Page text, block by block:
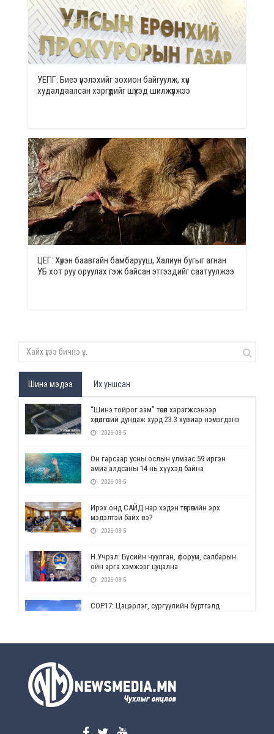
УЕПГ: Биеэ үнэлэхийг зохион байгуулж, хүн
худалдаалсан хэргүүдийг шүүхэд шилжүүлжээ
ЦЕГ: Хүрэн баавгайн бамбарууш, Халиун бугыг агнан
УБ хот руу оруулах гэж байсан этгээдийг саатуулжээ
Шинэ мэдээ Их уншсан
“Шинэ тойрог зам” төсөл хэрэгжсэнээр
хөдөлгөөний дундаж хурд 23.3 хувиар нэмэгдэнэ
2026-08-5
Он гарсаар усны ослын улмаас 59 иргэн
амиа алдсаны 14 нь хүүхэд байна
2026-08-5
Ирэх онд САЙД нар хэдэн төгрөгийн эрх
мэдэлтэй байх вэ?
2026-08-5
Н.Учрал: Бүсийн чуулган, форум, салбарын
ойн арга хэмжээг цуцална
2026-08-5
СОР17: Цэцэрлэг, сургуулийн бүртгэлд
2026-08-5
2026-08-5